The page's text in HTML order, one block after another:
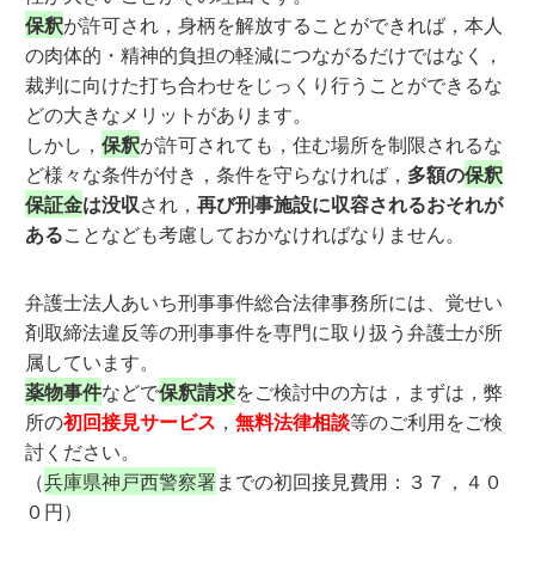
保釈が許可され，身柄を解放することができれば，本人
の肉体的・精神的負担の軽減につながるだけではなく，
裁判に向けた打ち合わせをじっくり行うことができるな
どの大きなメリットがあります。
しかし，保釈が許可されても，住む場所を制限されるな
ど様々な条件が付き，条件を守らなければ， 多額の保釈
保証金は没収され，再び刑事施設に収容されるおそれが
あることなども考慮しておかなければなりません。
弁護士法人あいち刑事事件総合法律事務所には、覚せい
剤取締法違反等の刑事事件を専門に取り扱う弁護士が所
属しています。
薬物事件などで保釈請求をご検討中の方は，まずは，弊
所の初回接見サービス ，無料法律相談等のご利用をご検
討ください。
（兵庫県神戸西警察署までの初回接見費用：３７，４０
０円）